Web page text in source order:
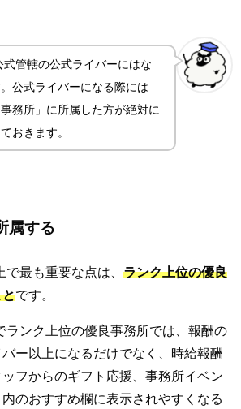
式管轄の公式ライバーにはな
公式ライバーになる際には
務所」に所属した方が絶対に
おきます。
属する
最も重要な点は、 ランク上位の優良
とです。
ランク上位の優良事務所では、報酬の
ー以上になるだけでなく、時給報酬
フからのギフト応援、事務所イベン
内のおすすめ欄に表示されやすくなる